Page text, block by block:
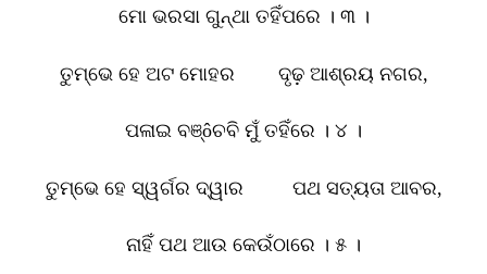
ମୋ ଭରସା ଗୁନ୍ଥା ତହିଁପରେ । ୩ ।
ତୁମ୍ଭେ ହେ ଅଟ ମୋହର ଦୃଢ଼ ଆଶ୍ରୟ ନଗର,
ପଳାଇ ବଞ୍ôଚବି ମୁଁ ତହିଁରେ । ୪ ।
ତୁମ୍ଭେ ହେ ସ୍ୱର୍ଗର ଦ୍ୱାର ପଥ ସତ୍ୟତା ଆବର,
ନାହିଁ ପଥ ଆଉ କେଉଁଠାରେ । ୫ ।